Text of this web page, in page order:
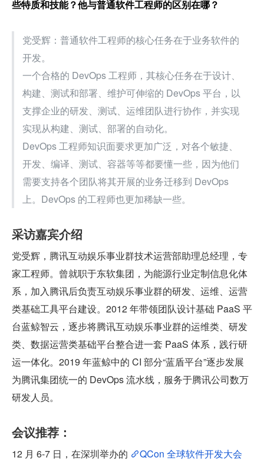
些特质和技能？他与普通软件工程师的区别在哪？
党受辉：普通软件工程师的核心任务在于业务软件的
开发。
一个合格的 DevOps 工程师，其核心任务在于设计、
构建、测试和部署、维护可伸缩的 DevOps 平台，以
支撑企业的研发、测试、运维团队进行协作，并实现
实现从构建、测试、部署的自动化。
DevOps 工程师知识面要求更加广泛，对各个敏捷、
开发、编译、测试、容器等等都要懂一些，因为他们
需要支持各个团队将其开展的业务迁移到 DevOps
上。DevOps 的工程师也更加稀缺一些。
采访嘉宾介绍
党受辉，腾讯互动娱乐事业群技术运营部助理总经理，专
家工程师。曾就职于东软集团，为能源行业定制信息化体
系，加入腾讯后负责互动娱乐事业群的研发、运维、运营
类基础工具平台建设。2012 年带领团队设计基础 PaaS 平
台蓝鲸智云，逐步将腾讯互动娱乐事业群的运维类、研发
类、数据运营类基础平台整合进一套 PaaS 体系，践行研
运一体化。2019 年蓝鲸中的 CI 部分“蓝盾平台”逐步发展
为腾讯集团统一的 DevOps 流水线，服务于腾讯公司数万
研发人员。
会议推荐：
12 月 6-7 日，在深圳举办的
QCon 全球软件开发大会